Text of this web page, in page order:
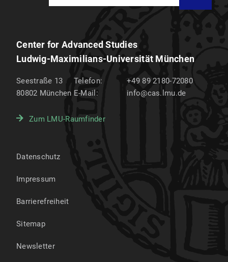
Center for Advanced Studies
Ludwig-Maximilians-Universität München
Seestraße 13
80802 München
Telefon:
+49 89 2180-72080
E-Mail:
info@cas.lmu.de
Zum LMU-Raumfinder
Datenschutz
Impressum
Barrierefreiheit
Sitemap
Newsletter